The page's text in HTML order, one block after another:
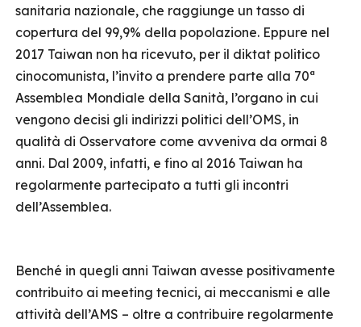
sanitaria nazionale, che raggiunge un tasso di
copertura del 99,9% della popolazione. Eppure nel
2017 Taiwan non ha ricevuto, per il diktat politico
cinocomunista, l’invito a prendere parte alla 70ª
Assemblea Mondiale della Sanità, l’organo in cui
vengono decisi gli indirizzi politici dell’OMS, in
qualità di Osservatore come avveniva da ormai 8
anni. Dal 2009, infatti, e fino al 2016 Taiwan ha
regolarmente partecipato a tutti gli incontri
dell’Assemblea.
Benché in quegli anni Taiwan avesse positivamente
contribuito ai meeting tecnici, ai meccanismi e alle
attività dell’AMS – oltre a contribuire regolarmente